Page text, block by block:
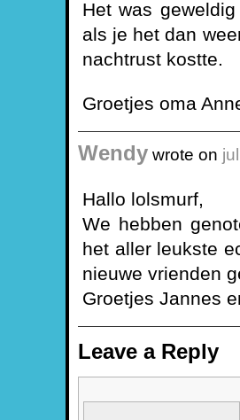
Het was
als je het dan
nachtrust kostte.
Groetjes oma
Wendy wrote on
Hallo lolsmurf,
We hebben
het aller leukste
nieuwe vrienden
Groetjes Jannes
Leave a Reply